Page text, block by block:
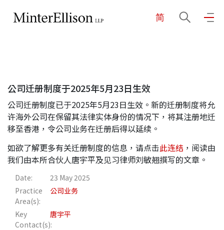
简
关于我们
业务领域
我们的团队
公司迁册制度于2025年5月23日生效
公司迁册制度已于2025年5月23日生效。新的迁册制度将允
许海外公司在保留其法律实体身份的情况下，将其注册地迁
移至香港，令公司业务在迁册后得以延续。
如欲了解更多有关迁册制度的信息，请点击此连结 ，阅读由
我们由本所合伙人唐宇平及见习律师刘敏翘撰写的文章。
Date:
23 May 2025
Practice
Area(s):
公司业务
Key
Contact(s):
唐宇平